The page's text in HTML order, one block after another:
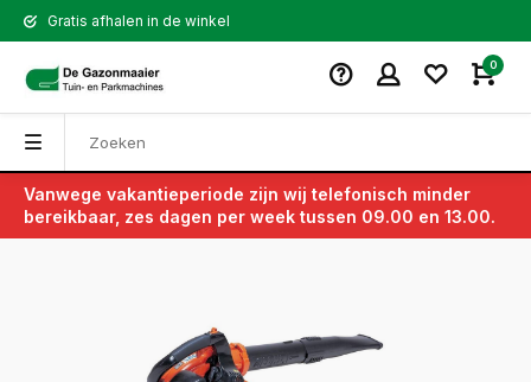
Gratis afhalen in de winkel
0
Vanwege vakantieperiode zijn wij telefonisch minder
bereikbaar, zes dagen per week tussen 09.00 en 13.00.
Terug